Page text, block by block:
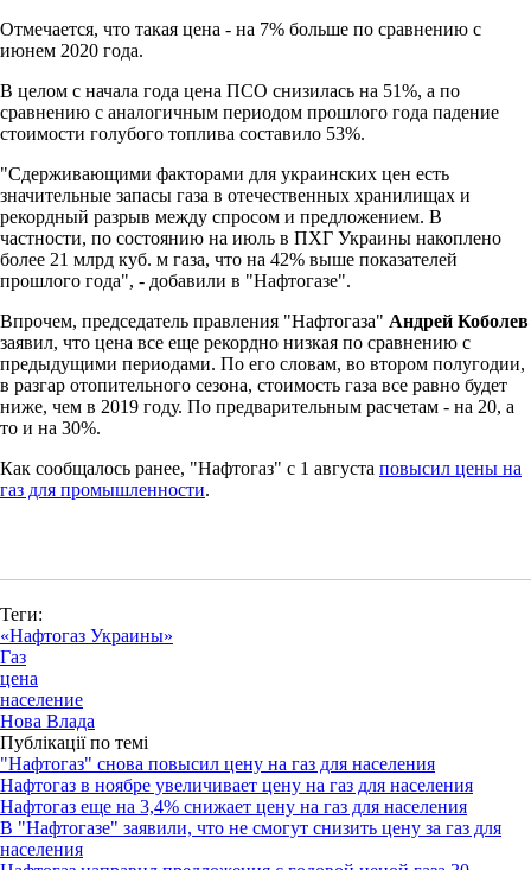
Отмечается, что такая цена - на 7% больше по сравнению с
июнем 2020 года.
В целом с начала года цена ПСО снизилась на 51%, а по
сравнению с аналогичным периодом прошлого года падение
стоимости голубого топлива составило 53%.
"Сдерживающими факторами для украинских цен есть
значительные запасы газа в отечественных хранилищах и
рекордный разрыв между спросом и предложением. В
частности, по состоянию на июль в ПХГ Украины накоплено
более 21 млрд куб. м газа, что на 42% выше показателей
прошлого года", - добавили в "Нафтогазе".
Впрочем, председатель правления "Нафтогаза" Андрей Коболев
заявил, что цена все еще рекордно низкая по сравнению с
предыдущими периодами. По его словам, во втором полугодии,
в разгар отопительного сезона, стоимость газа все равно будет
ниже, чем в 2019 году. По предварительным расчетам - на 20, а
то и на 30%.
Как сообщалось ранее, "Нафтогаз" с 1 августа повысил цены на
газ для промышленности.
Теги:
«Нафтогаз Украины»
Газ
цена
население
Нова Влада
Публікації по темі
"Нафтогаз" снова повысил цену на газ для населения
Нафтогаз в ноябре увеличивает цену на газ для населения
Нафтогаз еще на 3,4% снижает цену на газ для населения
В "Нафтогазе" заявили, что не смогут снизить цену за газ для
населения